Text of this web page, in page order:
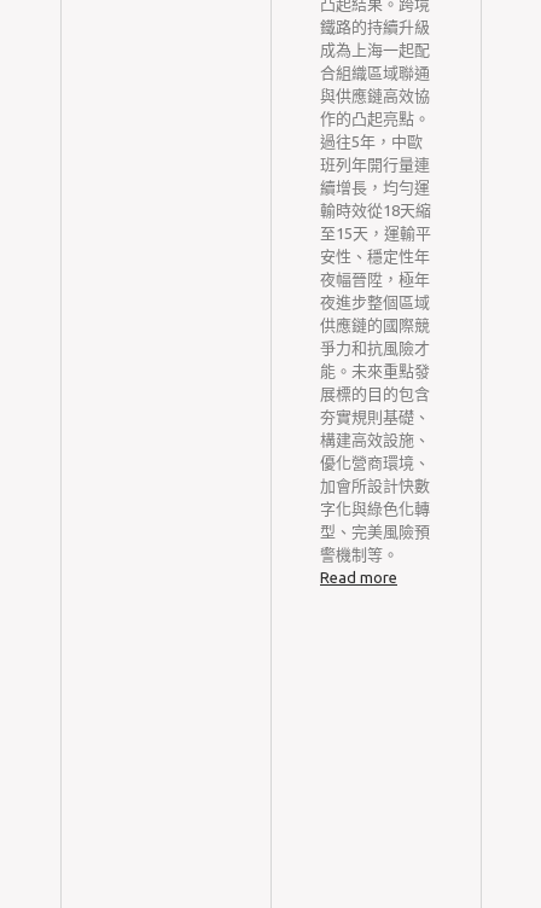
凸起結果。跨境
鐵路的持續升級
成為上海一起配
合組織區域聯通
與供應鏈高效協
作的凸起亮點。
過往5年，中歐
班列年開行量連
續增長，均勻運
輸時效從18天縮
至15天，運輸平
安性、穩定性年
夜幅晉陞，極年
夜進步整個區域
供應鏈的國際競
爭力和抗風險才
能。未來重點發
展標的目的包含
夯實規則基礎、
構建高效設施、
優化營商環境、
加會所設計快數
字化與綠色化轉
型、完美風險預
警機制等。
Read more